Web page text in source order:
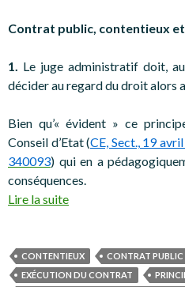
Contrat public, contentieux
1. Le juge administratif doit,
décider au regard du droit alors
Bien qu’« évident » ce
Conseil d’Etat (CE, Sect., 19
340093) qui en a
conséquences.
Lire la suite
CONTENTIEUX CONTRAT PUBLIC
EXÉCUTION DU CONTRAT